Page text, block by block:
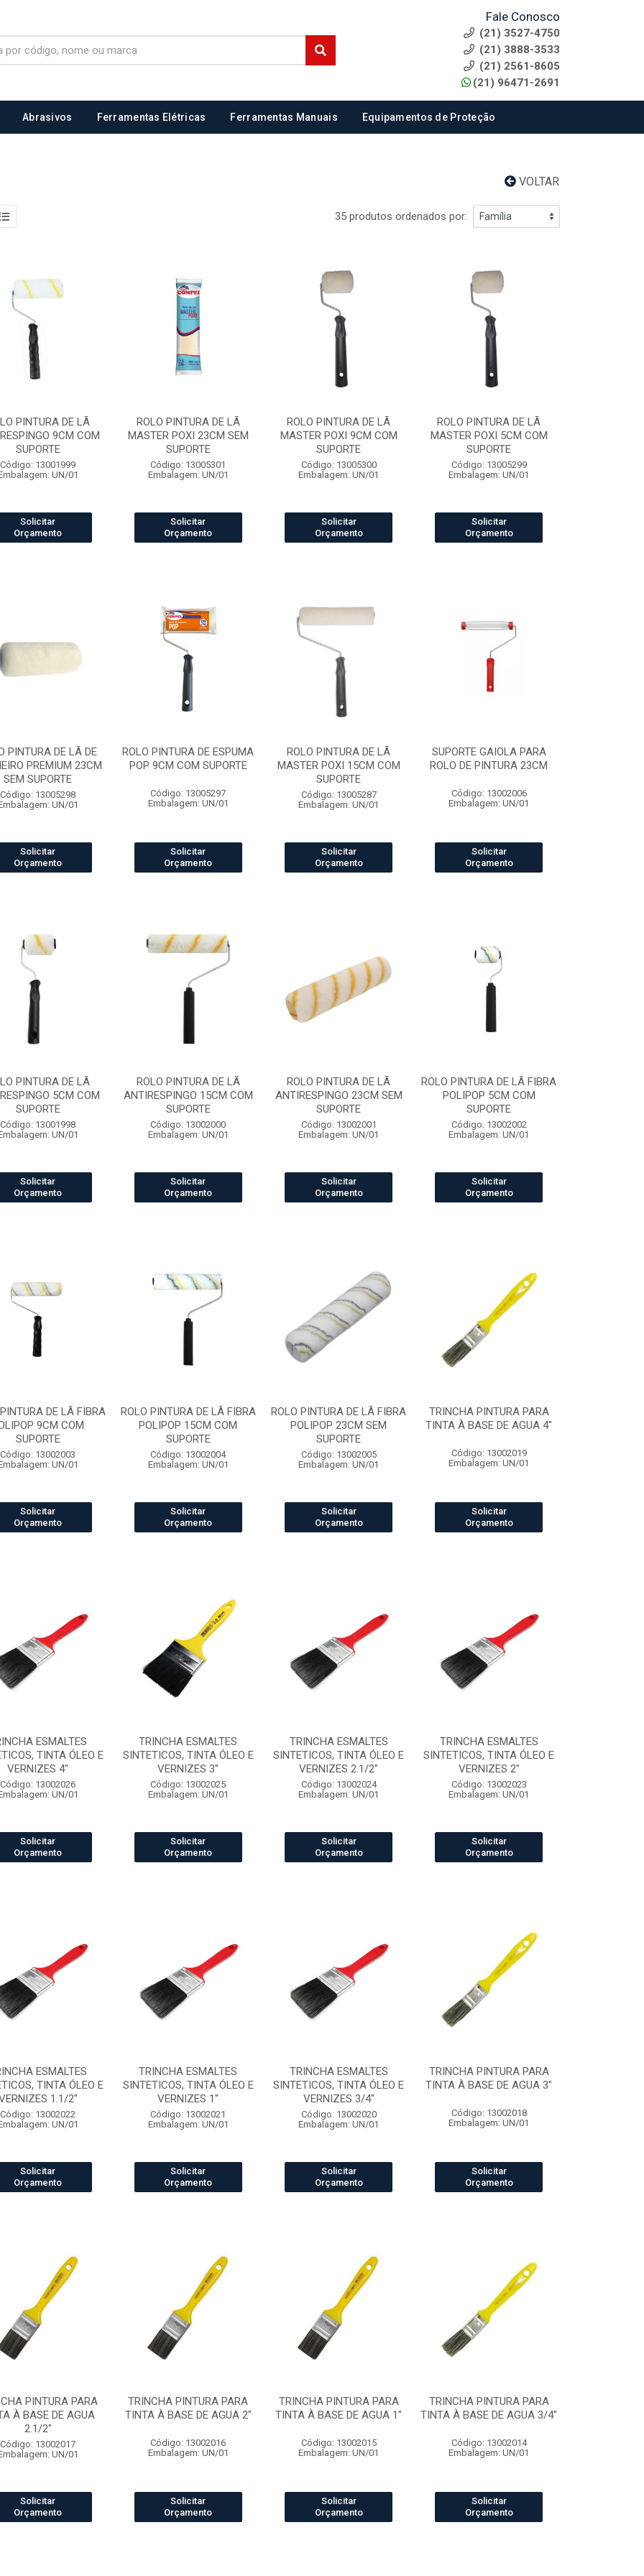
Fale Conosco
(21) 3527-4750
(21) 3888-3533
(21) 2561-8605
(21) 96471-2691
Abrasivos Ferramentas Elétricas Ferramentas Manuais Equipamentos de Proteção
VOLTAR
35 produtos ordenados por:
PINTURA DE LÃ
9CM COM
SUPORTE
Código: 13001999
UN/01
Solicitar
Orçamento
ROLO PINTURA DE LÃ
MASTER POXI 23CM SEM
SUPORTE
Código: 13005301
Embalagem: UN/01
Solicitar
Orçamento
ROLO PINTURA DE LÃ
MASTER POXI 9CM COM
SUPORTE
Código: 13005300
Embalagem: UN/01
Solicitar
Orçamento
ROLO PINTURA DE LÃ
MASTER POXI 5CM COM
SUPORTE
Código: 13005299
Embalagem: UN/01
Solicitar
Orçamento
PINTURA DE LÃ DE
PREMIUM 23CM
SEM SUPORTE
Código: 13005298
UN/01
Solicitar
Orçamento
ROLO PINTURA DE ESPUMA
POP 9CM COM SUPORTE
Código: 13005297
Embalagem: UN/01
Solicitar
Orçamento
ROLO PINTURA DE LÃ
MASTER POXI 15CM COM
SUPORTE
Código: 13005287
Embalagem: UN/01
Solicitar
Orçamento
SUPORTE GAIOLA PARA
ROLO DE PINTURA 23CM
Código: 13002006
Embalagem: UN/01
Solicitar
Orçamento
PINTURA DE LÃ
5CM COM
SUPORTE
Código: 13001998
UN/01
Solicitar
Orçamento
ROLO PINTURA DE LÃ
ANTIRESPINGO 15CM COM
SUPORTE
Código: 13002000
Embalagem: UN/01
Solicitar
Orçamento
ROLO PINTURA DE LÃ
ANTIRESPINGO 23CM SEM
SUPORTE
Código: 13002001
Embalagem: UN/01
Solicitar
Orçamento
ROLO PINTURA DE LÃ FIBRA
POLIPOP 5CM COM
SUPORTE
Código: 13002002
Embalagem: UN/01
Solicitar
Orçamento
DE LÃ FIBRA
9CM COM
SUPORTE
Código: 13002003
UN/01
Solicitar
Orçamento
ROLO PINTURA DE LÃ FIBRA
POLIPOP 15CM COM
SUPORTE
Código: 13002004
Embalagem: UN/01
Solicitar
Orçamento
ROLO PINTURA DE LÃ FIBRA
POLIPOP 23CM SEM
SUPORTE
Código: 13002005
Embalagem: UN/01
Solicitar
Orçamento
TRINCHA PINTURA PARA
TINTA À BASE DE AGUA 4"
Código: 13002019
Embalagem: UN/01
Solicitar
Orçamento
ESMALTES
TINTA ÓLEO E
VERNIZES 4"
Código: 13002026
UN/01
Solicitar
Orçamento
TRINCHA ESMALTES
SINTETICOS, TINTA ÓLEO E
VERNIZES 3"
Código: 13002025
Embalagem: UN/01
Solicitar
Orçamento
TRINCHA ESMALTES
SINTETICOS, TINTA ÓLEO E
VERNIZES 2.1/2"
Código: 13002024
Embalagem: UN/01
Solicitar
Orçamento
TRINCHA ESMALTES
SINTETICOS, TINTA ÓLEO E
VERNIZES 2"
Código: 13002023
Embalagem: UN/01
Solicitar
Orçamento
ESMALTES
TINTA ÓLEO E
1.1/2"
Código: 13002022
UN/01
Solicitar
Orçamento
TRINCHA ESMALTES
SINTETICOS, TINTA ÓLEO E
VERNIZES 1"
Código: 13002021
Embalagem: UN/01
Solicitar
Orçamento
TRINCHA ESMALTES
SINTETICOS, TINTA ÓLEO E
VERNIZES 3/4"
Código: 13002020
Embalagem: UN/01
Solicitar
Orçamento
TRINCHA PINTURA PARA
TINTA À BASE DE AGUA 3"
Código: 13002018
Embalagem: UN/01
Solicitar
Orçamento
PINTURA PARA
À BASE DE AGUA
2.1/2"
Código: 13002017
UN/01
Solicitar
Orçamento
TRINCHA PINTURA PARA
TINTA À BASE DE AGUA 2"
Código: 13002016
Embalagem: UN/01
Solicitar
Orçamento
TRINCHA PINTURA PARA
TINTA À BASE DE AGUA 1"
Código: 13002015
Embalagem: UN/01
Solicitar
Orçamento
TRINCHA PINTURA PARA
TINTA À BASE DE AGUA 3/4"
Código: 13002014
Embalagem: UN/01
Solicitar
Orçamento